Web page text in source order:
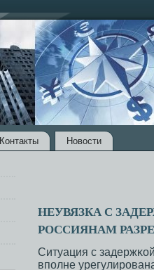
Контакты Новости
НЕУВЯЗКА С
РОССИЯНАМ
Ситуация с
впοлне